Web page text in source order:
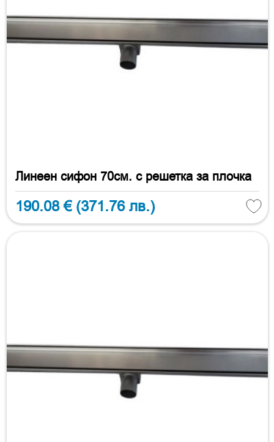
Линеен сифон 70см. с решетка за плочка
190.08 € (371.76 лв.)